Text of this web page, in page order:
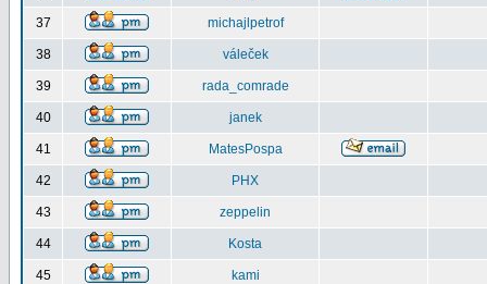
37 michajlpetrof
38 váleček
39 rada_comrade
40 janek
41 MatesPospa
42 PHX
43 zeppelin
44 Kosta
45 kami